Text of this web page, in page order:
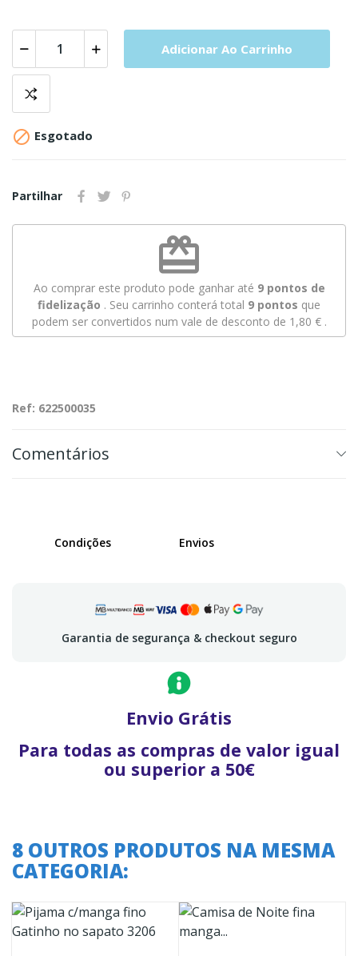
Adicionar Ao Carrinho
 Esgotado
Partilhar
redeem
Ao comprar este produto pode ganhar até 9pontos de
fidelização . Seu carrinho conterá total 9 pontos que
podem ser convertidos num vale de desconto de 1,80 €.
Ref: 622500035
Comentários
Condições Envios
Garantia de segurança & checkout seguro
Envio Grátis
Para todas as compras de valor igual
ou superior a 50€
8 OUTROS PRODUTOS NA MESMA
CATEGORIA: